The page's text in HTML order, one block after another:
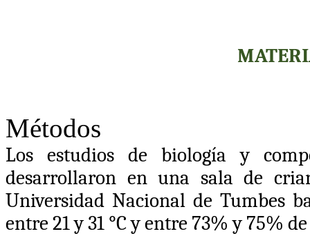
Métodos
Los estudios de biología y
desarrollaron en una sala de
Universidad Nacional de Tumbes
entre 21 y 31 °C y entre 73% y 75%